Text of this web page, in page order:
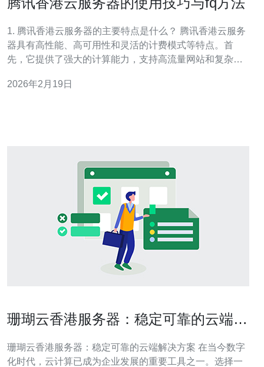
1. 腾讯香港云服务器的主要特点是什么？ 腾讯香港云服务
器具有高性能、高可用性和灵活的计费模式等特点。首
先，它提供了强大的计算能力，支持高流量网站和复杂应
和高稳定性，适合面向全球用户的业务。此外，用户可以
2026年2月19日
珊瑚云香港服务器：稳定可靠的云端解
珊瑚云香港服务器：稳定可靠的云端解决方案 在当今数字
化时代，云计算已成为企业发展的重要工具之一。选择一